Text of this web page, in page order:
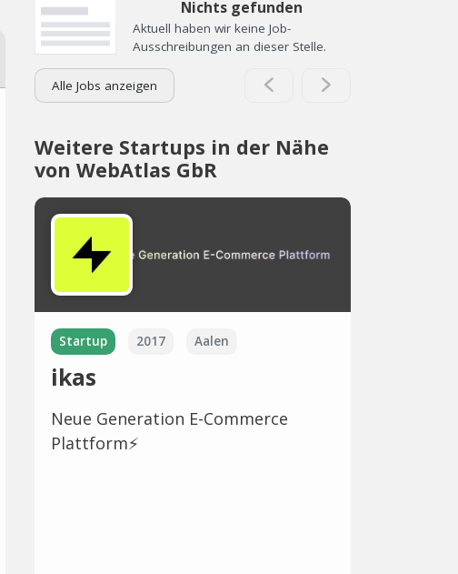
Nichts gefunden
Aktuell haben wir keine Job-
Ausschreibungen an dieser Stelle.
Alle Jobs anzeigen
Weitere Startups in der Nähe
von WebAtlas GbR
Startup 2017 Aalen
ikas
Neue Generation E-Commerce
Plattform⚡️